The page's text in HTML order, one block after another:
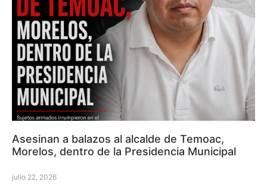
Asesinan a balazos al alcalde de Temoac,
Morelos, dentro de la Presidencia Municipal
julio 22, 2026